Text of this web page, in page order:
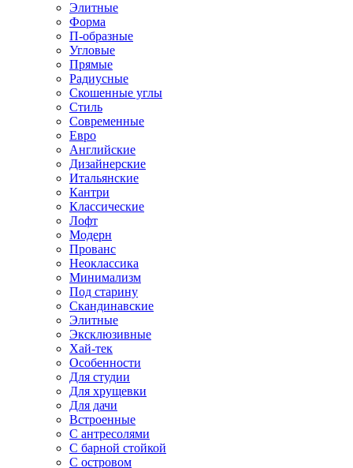
Элитные
Форма
П-образные
Угловые
Прямые
Радиусные
Скошенные углы
Стиль
Современные
Евро
Английские
Дизайнерские
Итальянские
Кантри
Классические
Лофт
Модерн
Прованс
Неоклассика
Минимализм
Под старину
Скандинавские
Элитные
Эксклюзивные
Хай-тек
Особенности
Для студии
Для хрущевки
Для дачи
Встроенные
С антресолями
С барной стойкой
С островом